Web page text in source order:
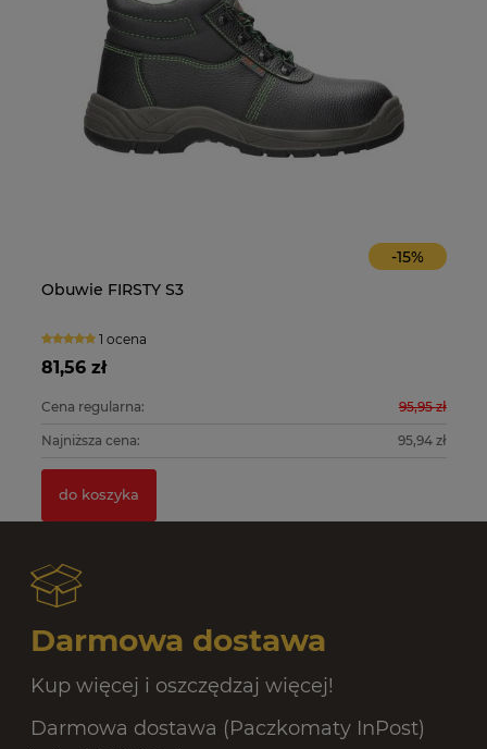
-15%
Obuwie FIRSTY S3
1 ocena
81,56 zł
Cena regularna: 95,95 zł
Najniższa cena: 95,94 zł
do koszyka
Darmowa dostawa
Kup więcej i oszczędzaj więcej!
Darmowa dostawa (Paczkomaty InPost)